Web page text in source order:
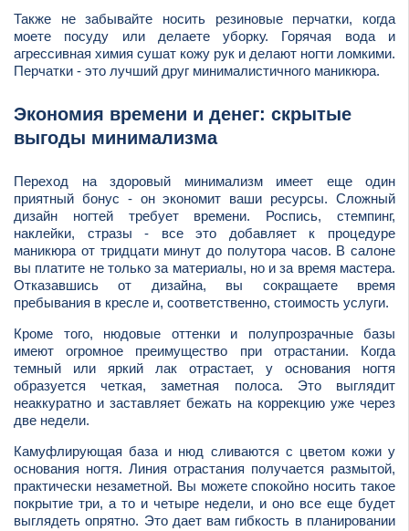
Также не забывайте носить резиновые перчатки, когда
моете посуду или делаете уборку. Горячая вода и
агрессивная химия сушат кожу рук и делают ногти ломкими.
Перчатки - это лучший друг минималистичного маникюра.
Экономия времени и денег: скрытые
выгоды минимализма
Переход на здоровый минимализм имеет еще один
приятный бонус - он экономит ваши ресурсы. Сложный
дизайн ногтей требует времени. Роспись, стемпинг,
наклейки, стразы - все это добавляет к процедуре
маникюра от тридцати минут до полутора часов. В салоне
вы платите не только за материалы, но и за время мастера.
Отказавшись от дизайна, вы сокращаете время
пребывания в кресле и, соответственно, стоимость услуги.
Кроме того, нюдовые оттенки и полупрозрачные базы
имеют огромное преимущество при отрастании. Когда
темный или яркий лак отрастает, у основания ногтя
образуется четкая, заметная полоса. Это выглядит
неаккуратно и заставляет бежать на коррекцию уже через
две недели.
Камуфлирующая база и нюд сливаются с цветом кожи у
основания ногтя. Линия отрастания получается размытой,
практически незаметной. Вы можете спокойно носить такое
покрытие три, а то и четыре недели, и оно все еще будет
выглядеть опрятно. Это дает вам гибкость в планировании